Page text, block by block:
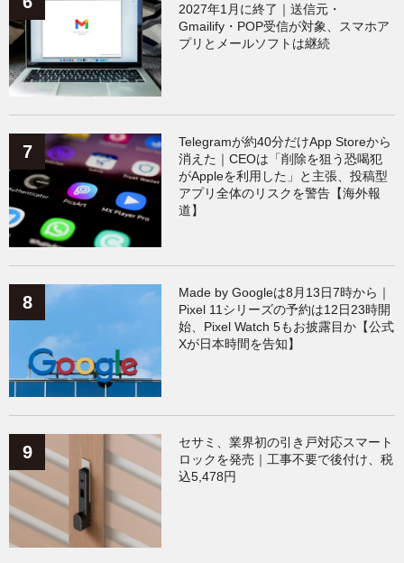
2027年1月に終了｜送信元・
Gmailify・POP受信が対象、スマホア
プリとメールソフトは継続
Telegramが約40分だけApp Storeから
消えた｜CEOは「削除を狙う恐喝犯
がAppleを利用した」と主張、投稿型
アプリ全体のリスクを警告【海外報
道】
Made by Googleは8月13日7時から｜
Pixel 11シリーズの予約は12日23時開
始、Pixel Watch 5もお披露目か【公式
Xが日本時間を告知】
セサミ、業界初の引き戸対応スマート
ロックを発売｜工事不要で後付け、税
込5,478円